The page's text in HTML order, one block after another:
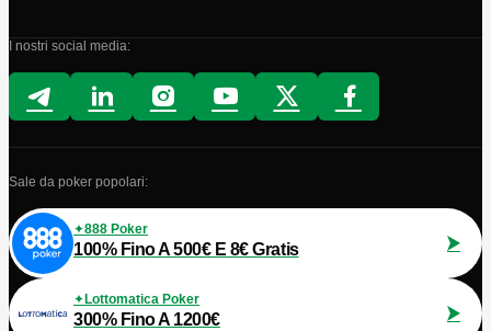
I nostri social media:
Sale da poker popolari:
888 Poker
100% Fino A 500€ E 8€ Gratis
Lottomatica Poker
300% Fino A 1200€